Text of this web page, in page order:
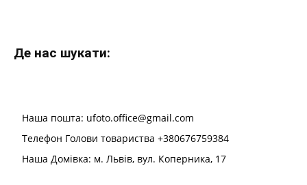
Де нас шукати:
Наша пошта: ufoto.office@gmail.com
Телефон Голови товариства +380676759384
Наша Домівка: м. Львів, вул. Коперника, 17